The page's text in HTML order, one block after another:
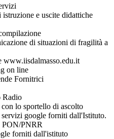
e uscite didattiche
di situazioni di fragilità a
on line
Fornitrici
Radio
lo sportello di ascolto
google forniti dall'Istituto.
PON/PNRR
forniti dall'istituto